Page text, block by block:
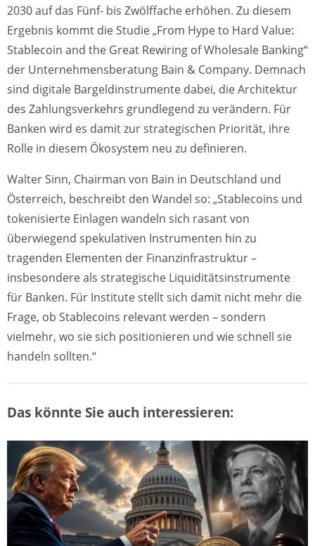
2030 auf das Fünf- bis Zwölffache erhöhen. Zu diesem
Ergebnis kommt die Studie „From Hype to Hard Value:
Stablecoin and the Great Rewiring of Wholesale Banking“
der Unternehmensberatung Bain & Company. Demnach
sind digitale Bargeldinstrumente dabei, die Architektur
des Zahlungsverkehrs grundlegend zu verändern. Für
Banken wird es damit zur strategischen Priorität, ihre
Rolle in diesem Ökosystem neu zu definieren.
Walter Sinn, Chairman von Bain in Deutschland und
Österreich, beschreibt den Wandel so: „Stablecoins und
tokenisierte Einlagen wandeln sich rasant von
überwiegend spekulativen Instrumenten hin zu
tragenden Elementen der Finanzinfrastruktur –
insbesondere als strategische Liquiditätsinstrumente
für Banken. Für Institute stellt sich damit nicht mehr die
Frage, ob Stablecoins relevant werden – sondern
vielmehr, wo sie sich positionieren und wie schnell sie
handeln sollten.“
Das könnte Sie auch interessieren: